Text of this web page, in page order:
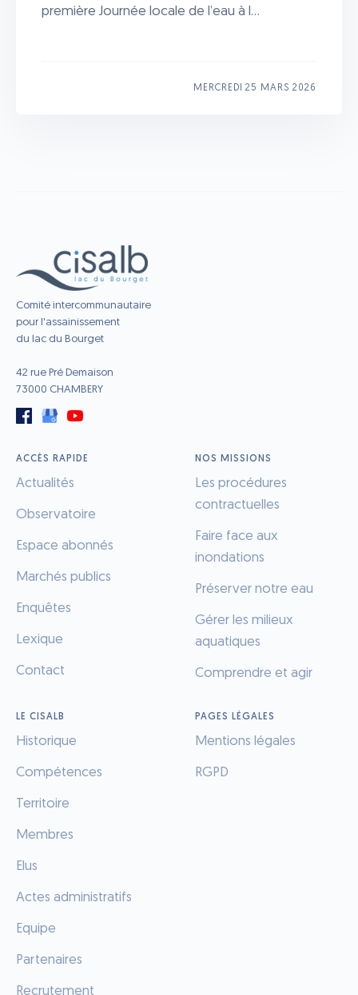
première Journée locale de l’eau à l...
MERCREDI 25 MARS 2026
Comité intercommunautaire
pour l'assainissement
du lac du Bourget
42 rue Pré Demaison
73000 CHAMBERY
ACCÈS RAPIDE
Actualités
Observatoire
Espace abonnés
Marchés publics
Enquêtes
Lexique
Contact
NOS MISSIONS
Les procédures
contractuelles
Faire face aux
inondations
Préserver notre eau
Gérer les milieux
aquatiques
Comprendre et agir
LE CISALB
Historique
Compétences
Territoire
Membres
Elus
Actes administratifs
Equipe
Partenaires
Recrutement
PAGES LÉGALES
Mentions légales
RGPD